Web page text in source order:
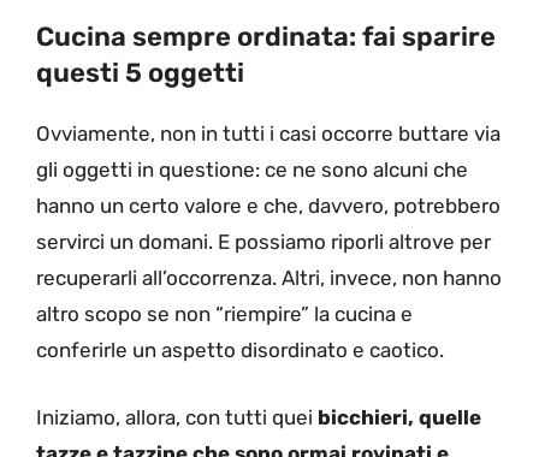
Cucina sempre ordinata: fai sparire
questi 5 oggetti
Ovviamente, non in tutti i casi occorre buttare via
gli oggetti in questione: ce ne sono alcuni che
hanno un certo valore e che, davvero, potrebbero
servirci un domani. E possiamo riporli altrove per
recuperarli all’occorrenza. Altri, invece, non hanno
altro scopo se non “riempire” la cucina e
conferirle un aspetto disordinato e caotico.
Iniziamo, allora, con tutti quei bicchieri, quelle